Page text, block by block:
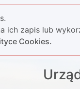
ich zapis lub
Cookies.